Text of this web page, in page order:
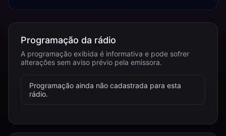
Programação da rádio
A programação exibida é informativa e pode sofrer
alterações sem aviso prévio pela emissora.
Programação ainda não cadastrada para esta
rádio.